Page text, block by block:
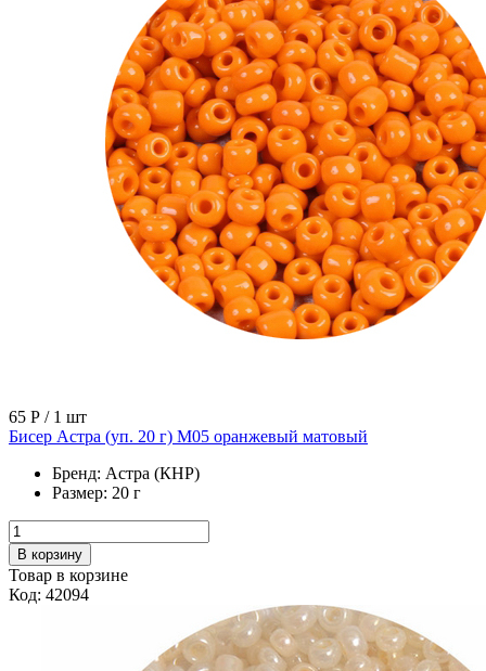
65 Р / 1 шт
Бисер Астра (уп. 20 г) М05 оранжевый матовый
Бренд: Астра (КНР)
Размер: 20 г
В корзину
Товар в корзине
Код: 42094